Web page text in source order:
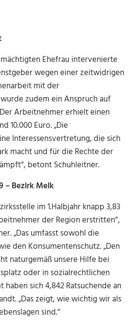
Ehefrau intervenierte
wegen einer zeitwidrigen
mit der
zudem ein Anspruch auf
Arbeitnehmer erhielt einen
10.000 Euro. „Die
Interessensvertretung, die sich
macht und für die Rechte der
betont Schuhleitner.
– Bezirk Melk
im 1.Halbjahr knapp 3,83
der Region erstritten“,
„Das umfasst sowohl die
den Konsumentenschutz. „Den
naturgemäß unsere Hilfe bei
oder in sozialrechtlichen
haben sich 4,842 Ratsuchende an
„Das zeigt, wie wichtig wir als
sind.“